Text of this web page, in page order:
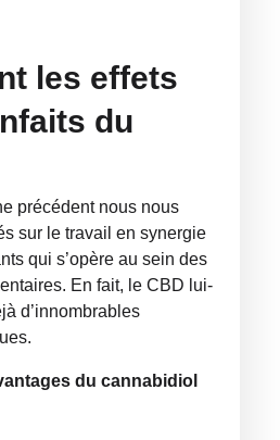
les effets
du
précédent nous nous
sur le travail en synergie
qui s’opère au sein des
En fait, le CBD lui-
d’innombrables
du cannabidiol